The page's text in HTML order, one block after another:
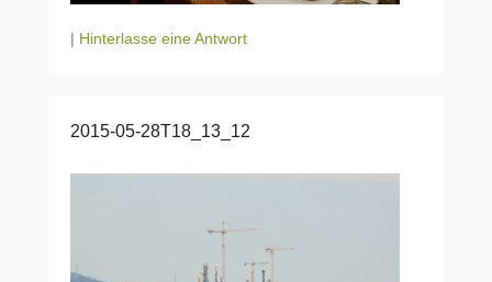
| Hinterlasse eine Antwort
2015-05-28T18_13_12